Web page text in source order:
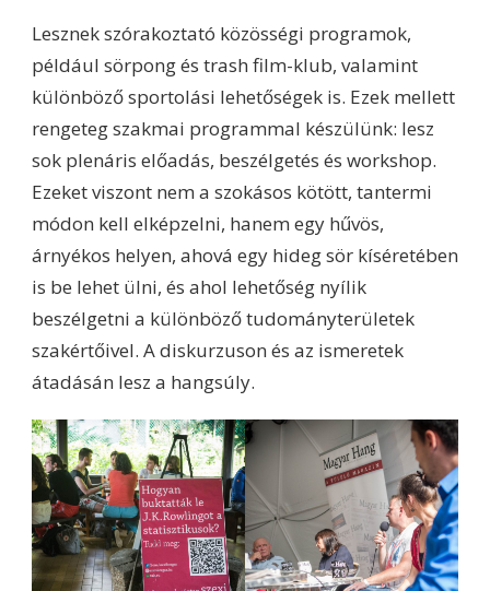
Lesznek szórakoztató közösségi programok,
például sörpong és trash film-klub, valamint
különböző sportolási lehetőségek is. Ezek mellett
rengeteg szakmai programmal készülünk: lesz
sok plenáris előadás, beszélgetés és workshop.
Ezeket viszont nem a szokásos kötött, tantermi
módon kell elképzelni, hanem egy hűvös,
árnyékos helyen, ahová egy hideg sör kíséretében
is be lehet ülni, és ahol lehetőség nyílik
beszélgetni a különböző tudományterületek
szakértőivel. A diskurzuson és az ismeretek
átadásán lesz a hangsúly.